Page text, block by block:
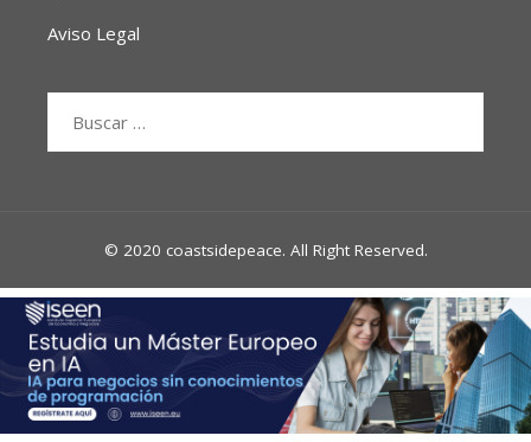
Aviso Legal
© 2020 coastsidepeace. All Right Reserved.